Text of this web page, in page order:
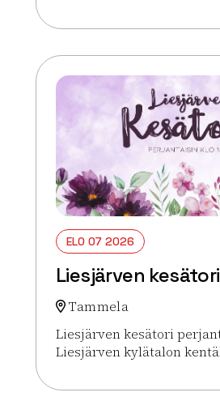
Lue lisää tapahtumasta
ELO 07 2026
Liesjärven kesätori
Tammela
Liesjärven kesätori
Liesjärven kylätalon
Lue lisää tapahtumasta